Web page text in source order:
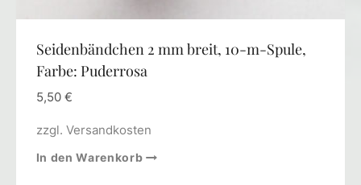
Seidenbändchen 2 mm breit, 10-m-Spule,
Farbe: Puderrosa
5,50 €
zzgl. Versandkosten
In den Warenkorb